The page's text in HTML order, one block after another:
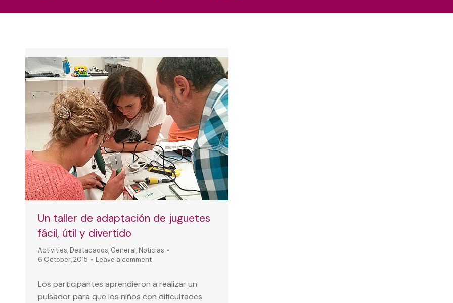
Un taller de adaptación de juguetes
fácil, útil y divertido
Activities, Destacados, General, Noticias
6 October, 2015
Leave a comment
Los participantes aprendieron a realizar un
pulsador para que los niños con dificultades